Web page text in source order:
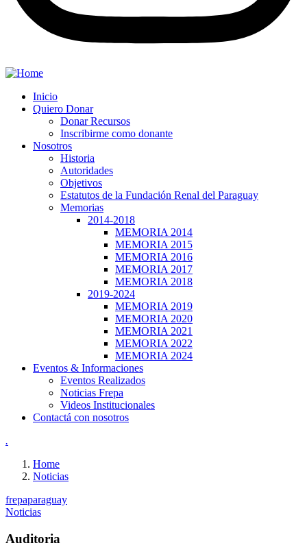
Inicio
Quiero Donar
Donar Recursos
Inscribirme como donante
Nosotros
Historia
Autoridades
Objetivos
Estatutos de la Fundación Renal del Paraguay
Memorias
2014-2018
MEMORIA 2014
MEMORIA 2015
MEMORIA 2016
MEMORIA 2017
MEMORIA 2018
2019-2024
MEMORIA 2019
MEMORIA 2020
MEMORIA 2021
MEMORIA 2022
MEMORIA 2024
Eventos & Informaciones
Eventos Realizados
Noticias Frepa
Videos Institucionales
Contactá con nosotros
.
Home
Noticias
frepaparaguay
Noticias
Auditoria